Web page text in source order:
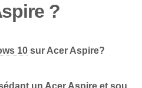
?
10 sur Acer Aspire?